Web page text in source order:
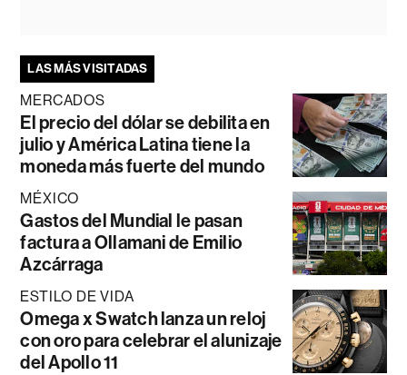
LAS MÁS VISITADAS
MERCADOS
El precio del dólar se debilita en
julio y América Latina tiene la
moneda más fuerte del mundo
MÉXICO
Gastos del Mundial le pasan
factura a Ollamani de Emilio
Azcárraga
ESTILO DE VIDA
Omega x Swatch lanza un reloj
con oro para celebrar el alunizaje
del Apollo 11